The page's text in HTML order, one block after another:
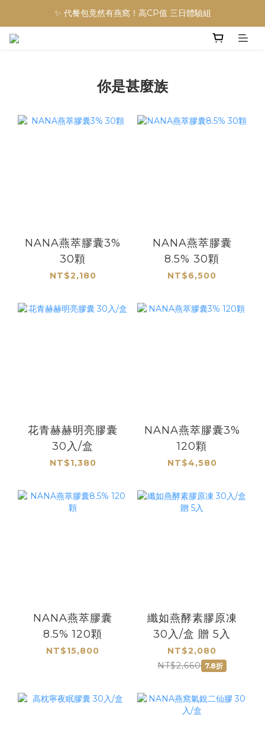
✨ 代餐包竟然有燕窩！高CP值 三日體驗組
你是甚麼族
NANA燕萃膠囊3%
30顆
NT$2,180
NANA燕萃膠囊
8.5% 30顆
NT$6,500
花青赫赫明亮膠囊
30入/盒
NT$1,380
NANA燕萃膠囊3%
120顆
NT$4,580
NANA燕萃膠囊
8.5% 120顆
NT$15,800
纖如燕酵素膠原凍
30入/盒 贈 5入
NT$2,080
NT$2,660 7.8折